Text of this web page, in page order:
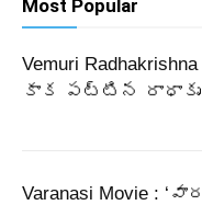
Most Popular
Vemuri
కాక పట్టిన
Varanasi Movie :